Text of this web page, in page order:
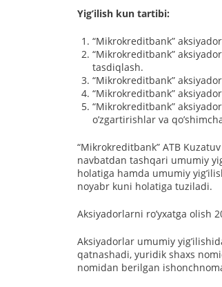
Yigʼilish kun tartibi:
“Mikrokreditbank”
“Mikrokreditbank”
tasdiqlash.
“Mikrokreditbank”
“Mikrokreditbank”
“Mikrokreditbank”
oʼzgartirishlar va
“Mikrokreditbank” АTB
navbatdan tashqari umumiy
holatiga hamda umumiy
noyabr kuni holatiga tuziladi.
Аksiyadorlarni roʼyxatga olish
Аksiyadorlar umumiy
qatnashadi, yuridik shaxs
nomidan berilgan